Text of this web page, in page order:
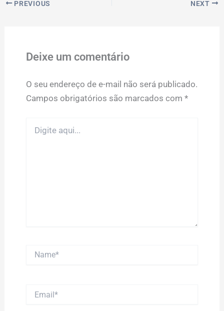
PREVIOUS NEXT
Deixe um comentário
O seu endereço de e-mail não será publicado.
Campos obrigatórios são marcados com *
aqui...